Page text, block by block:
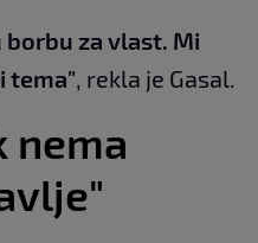
borbu za vlast. Mi
tema", rekla je Gasal.
nema